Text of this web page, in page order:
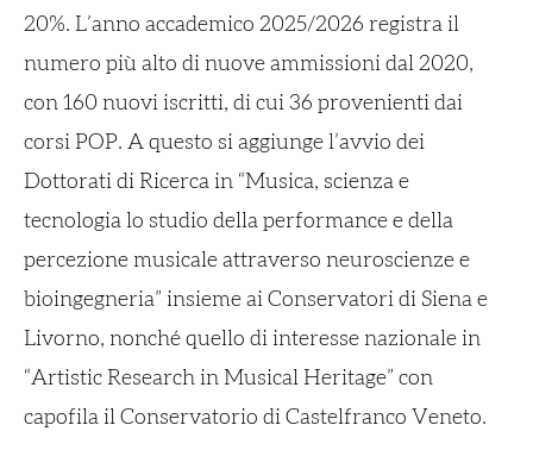
20%. L’anno accademico 2025/2026 registra il
numero più alto di nuove ammissioni dal 2020,
con 160 nuovi iscritti, di cui 36 provenienti dai
corsi POP. A questo si aggiunge l’avvio dei
Dottorati di Ricerca in “Musica, scienza e
tecnologia lo studio della performance e della
percezione musicale attraverso neuroscienze e
bioingegneria” insieme ai Conservatori di Siena e
Livorno, nonché quello di interesse nazionale in
“Artistic Research in Musical Heritage” con
capofila il Conservatorio di Castelfranco Veneto.